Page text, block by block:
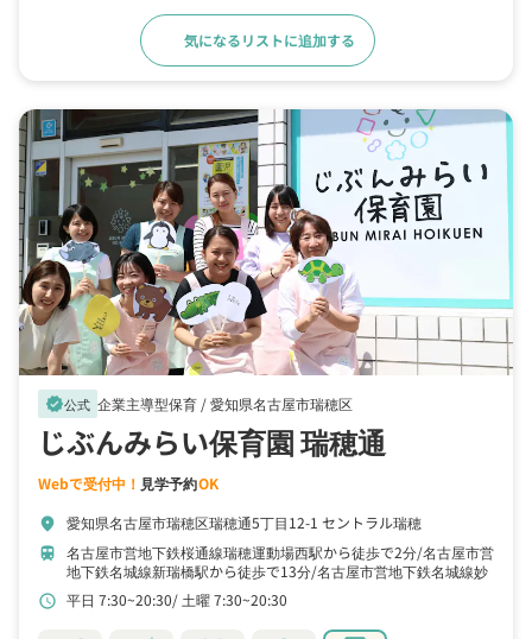
気になるリストに追加する
verified公式 企業主導型保育 /愛知県名古屋市瑞穂区
じぶんみらい保育園 瑞穂通
Webで受付中！ 見学予約OK
location_on 愛知県名古屋市瑞穂区瑞穂通5丁目12-1 セントラル瑞穂
train 名古屋市営地下鉄桜通線瑞穂運動場西駅から徒歩で2分 名古屋市営
地下鉄名城線新瑞橋駅から徒歩で13分 名古屋市営地下鉄名城線妙
音通駅から徒歩で19分
schedule 平日 7:30~20:30 土曜 7:30~20:30